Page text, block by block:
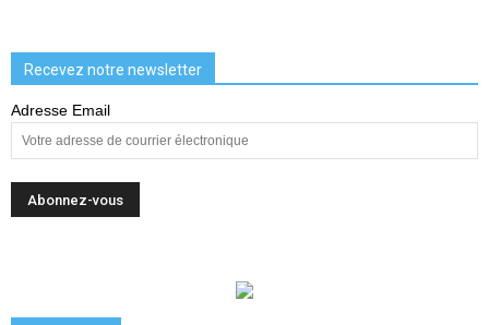
Recevez notre newsletter
Adresse Email